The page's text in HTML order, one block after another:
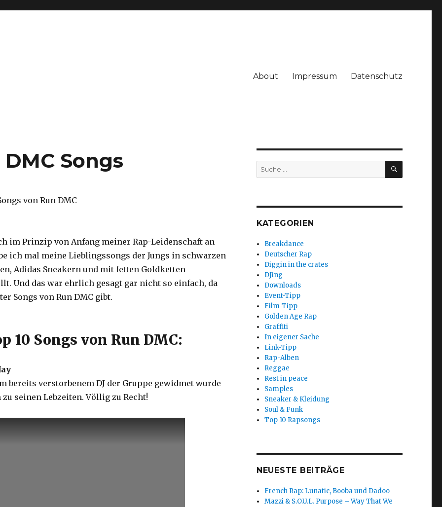
About Impressum Datenschutz
Songs
im Prinzip von Anfang meiner Rap-Leidenschaft an
ich mal meine Lieblingssongs der Jungs in schwarzen
Adidas Sneakern und mit fetten Goldketten
Und das war ehrlich gesagt gar nicht so einfach, da
Songs von Run DMC gibt.
10 Songs von Run DMC:
bereits verstorbenem DJ der Gruppe gewidmet wurde
seinen Lebzeiten. Völlig zu Recht!
Suche
nach:
SUCHE
KATEGORIEN
Breakdance
Deutscher Rap
Diggin in the crates
DJing
Downloads
Event-Tipp
Film-Tipp
Golden Age Rap
Graffiti
In eigener Sache
Link-Tipp
Rap-Alben
Reggae
Rest in peace
Samples
Sneaker & Kleidung
Soul & Funk
Top 10 Rapsongs
NEUESTE BEITRÄGE
French Rap: Lunatic, Booba und Dadoo
Mazzi & S.O.U.L. Purpose – Way That We